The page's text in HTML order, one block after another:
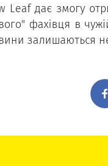
Leaf дає змогу
фахівця в
залишаються